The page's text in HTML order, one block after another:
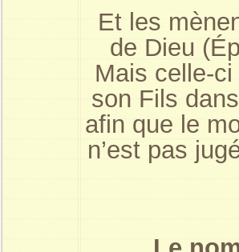
Et les
de Dieu
Mais celle-
son Fils
afin que le
n’est pas